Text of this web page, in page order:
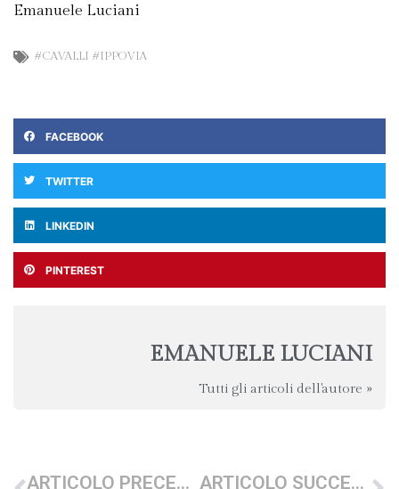
Emanuele Luciani
#CAVALLI #IPPOVIA
FACEBOOK
TWITTER
LINKEDIN
PINTEREST
EMANUELE LUCIANI
Tutti gli articoli dell'autore »
ARTICOLO PRECEDENTE ARTICOLO SUCCESSIVO